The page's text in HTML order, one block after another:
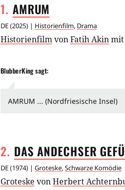
1. AMRUM
DE(2025) | Historienfilm, Drama
HistorienfilmvonFatih Akinmit
BlubberKingsagt:
AMRUM ... (Nordfriesische Insel)
2. DAS ANDECHSER
DE(1974) | Groteske,Schwarze Komödie
Groteske vonHerbert